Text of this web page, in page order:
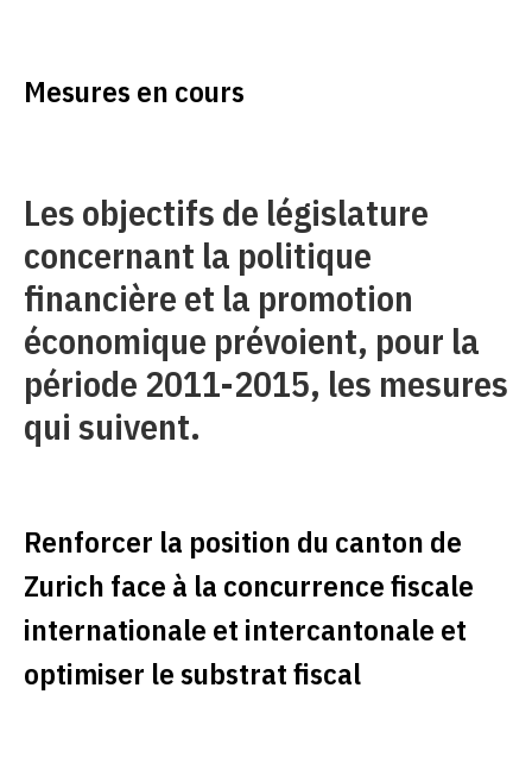
Mesures en cours
Les objectifs de législature
concernant la politique
financière et la promotion
économique prévoient, pour la
période 2011-2015, les mesures
qui suivent.
Renforcer la position du canton de
Zurich face à la concurrence fiscale
internationale et intercantonale et
optimiser le substrat fiscal